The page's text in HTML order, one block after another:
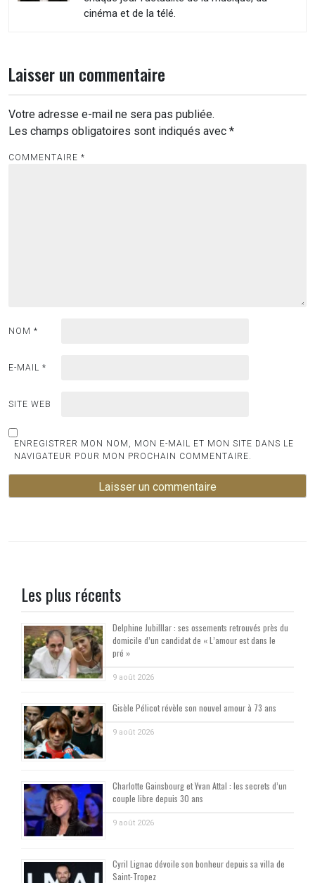
cinéma et de la télé.
Laisser un commentaire
Votre adresse e-mail ne sera pas publiée.
Les champs obligatoires sont indiqués avec *
COMMENTAIRE *
NOM *
E-MAIL *
SITE WEB
ENREGISTRER MON NOM, MON E-MAIL ET MON SITE DANS LE
NAVIGATEUR POUR MON PROCHAIN COMMENTAIRE.
Les plus récents
Delphine Jubilllar : ses ossements retrouvés près du
domicile d’un candidat de « L’amour est dans le
pré »
9 août 2026
Gisèle Pélicot révèle son nouvel amour à 73 ans
9 août 2026
Charlotte Gainsbourg et Yvan Attal : les secrets d’un
couple libre depuis 30 ans
9 août 2026
Cyril Lignac dévoile son bonheur depuis sa villa de
Saint-Tropez